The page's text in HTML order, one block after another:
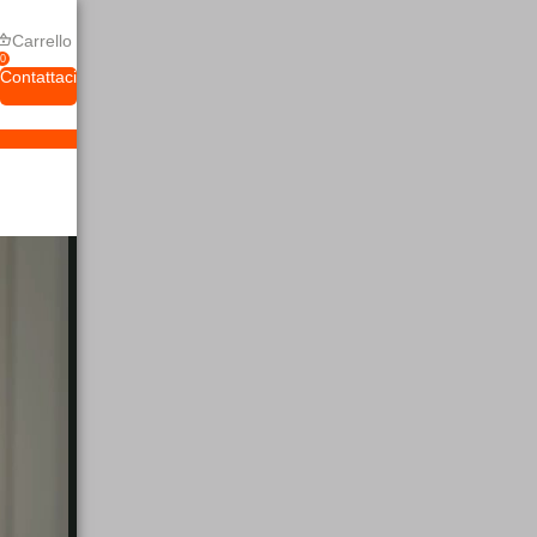
0
Carrello
Contattaci